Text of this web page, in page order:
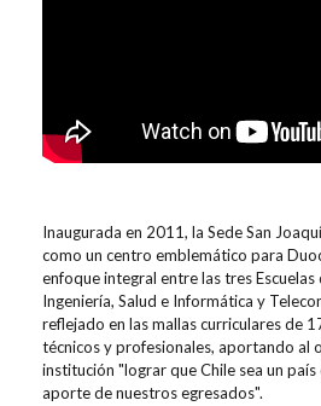
Inaugurada en 2011, la Sede San
como un centro emblemático para
enfoque integral entre las tres
Ingeniería, Salud e Informática y
reflejado en las mallas curriculares de
técnicos y profesionales, aportando al
institución "lograr que Chile sea un
aporte de nuestros egresados".